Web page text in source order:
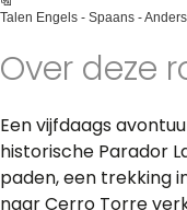
Talen Engels - Spaans - Anders
Over deze
Een vijfdaags
historische Parador
paden, een trekking
naar Cerro Torre